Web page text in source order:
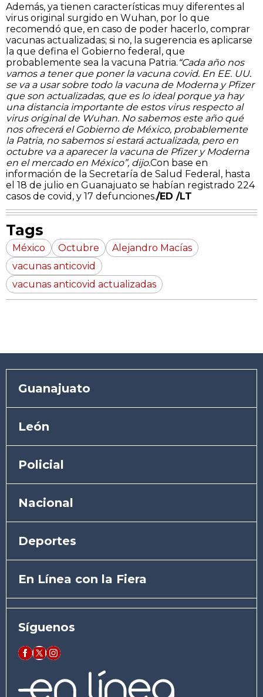
Además, ya tienen características muy diferentes al
virus original surgido en Wuhan, por lo que
recomendó que, en caso de poder hacerlo, comprar
vacunas actualizadas; si no, la sugerencia es aplicarse
la que defina el Gobierno federal, que
probablemente sea la vacuna Patria. “Cada año nos
vamos a tener que poner la vacuna covid. En EE. UU.
se va a usar sobre todo la vacuna de Moderna y Pfizer
que son actualizadas, que es lo ideal porque ya hay
una distancia importante de estos virus respecto al
virus original de Wuhan. No sabemos este año qué
nos ofrecerá el Gobierno de México, probablemente
la Patria, no sabemos si estará actualizada, pero en
octubre va a aparecer la vacuna de Pfizer y Moderna
en el mercado en México”, dijo.Con base en
información de la Secretaría de Salud Federal, hasta
el 18 de julio en Guanajuato se habían registrado 224
casos de covid, y 17 defunciones./ED /LT
Tags
México Octubre
Alejandro Macías
vacunas anticovid
vacunas anticovid actualizadas
Guanajuato
León
Policial
Nacional
Deportes
En Línea con la Fiera
Síguenos